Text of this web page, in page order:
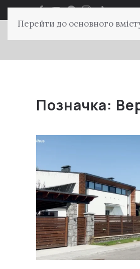
Перейти до основного
Позначка: